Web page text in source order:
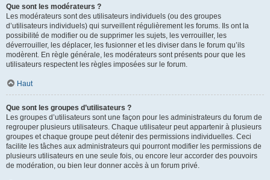
Que sont les modérateurs ?
Les modérateurs sont des utilisateurs individuels (ou des groupes
d’utilisateurs individuels) qui surveillent régulièrement les forums. Ils ont la
possibilité de modifier ou de supprimer les sujets, les verrouiller, les
déverrouiller, les déplacer, les fusionner et les diviser dans le forum qu’ils
modèrent. En règle générale, les modérateurs sont présents pour que les
utilisateurs respectent les règles imposées sur le forum.
Haut
Que sont les groupes d’utilisateurs ?
Les groupes d’utilisateurs sont une façon pour les administrateurs du forum de
regrouper plusieurs utilisateurs. Chaque utilisateur peut appartenir à plusieurs
groupes et chaque groupe peut détenir des permissions individuelles. Ceci
facilite les tâches aux administrateurs qui pourront modifier les permissions de
plusieurs utilisateurs en une seule fois, ou encore leur accorder des pouvoirs
de modération, ou bien leur donner accès à un forum privé.